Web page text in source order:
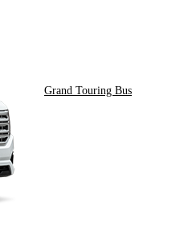
Grand Touring Bus